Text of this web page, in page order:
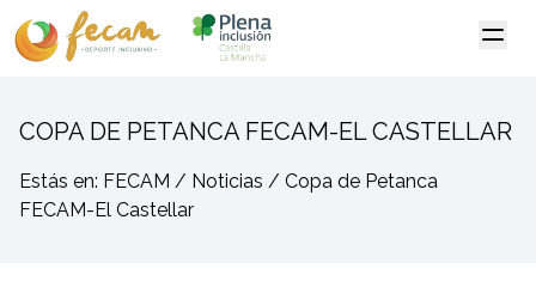
COPA DE PETANCA FECAM-EL CASTELLAR
Estás en: FECAM / Noticias / Copa de Petanca
FECAM-El Castellar